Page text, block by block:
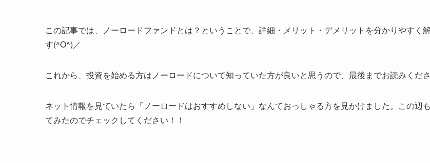
この記事では、ノーロードファンドとは？ということで、詳細・メリット・デメリットを分かりやすく
す(^O^)／
これから、投資を始める方はノーロードについて知っていた方が良いと思うので、最後までお読みくだ
ネット情報を見ていたら「ノーロードはおすすめしない」なんておっしゃる方を見かけました。この辺
てみたのでチェックしてください！！